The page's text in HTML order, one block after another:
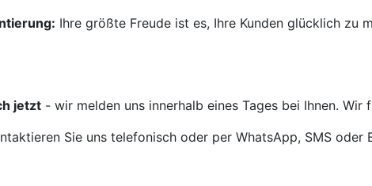
Ihre größte Freude ist es, Ihre Kunden glücklich zu
jetzt - wir melden uns innerhalb eines Tages bei Ihnen. Wir
Sie uns telefonisch oder per WhatsApp, SMS oder